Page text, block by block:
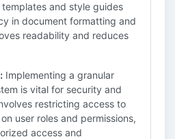
and style guides
in document formatting and
readability and reduces
Implementing a granular
is vital for security and
restricting access to
user roles and permissions,
access and